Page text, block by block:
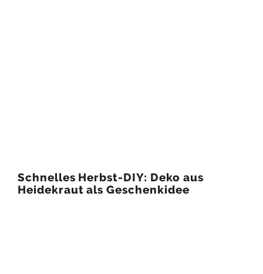
Schnelles Herbst-DIY: Deko aus
Heidekraut als Geschenkidee